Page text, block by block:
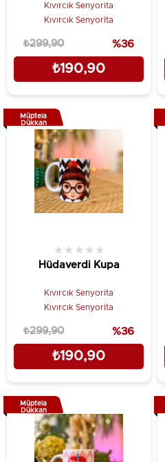
Kıvırcık Senyorita
Kıvırcık Senyorita
₺190,90
₺299,90 %36
Hüdaverdi Kupa
★ ★ ★ ★ ★
Kıvırcık Senyorita
Kıvırcık Senyorita
₺190,90
₺299,90 %36
Müptela
Dükkan
Müptela
Dükkan